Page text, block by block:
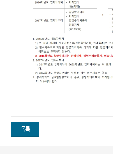
목록